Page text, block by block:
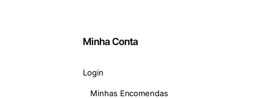
Minha Conta
Login
Minhas Encomendas